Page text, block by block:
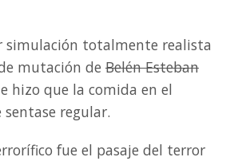
simulación totalmente realista
mutación de Belén Esteban
hizo que la comida en el
sentase regular.
fue el pasaje del terror